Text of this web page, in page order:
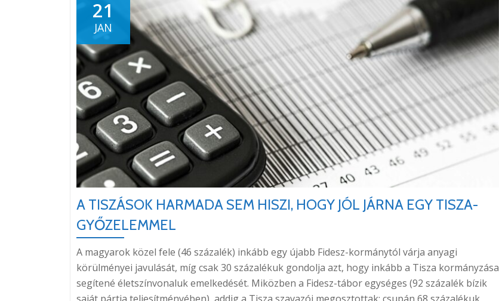
21
JAN
A TISZÁSOK HARMADA SEM HISZI, HOGY JÓL JÁRNA EGY TISZA-
GYŐZELEMMEL
A magyarok közel fele (46 százalék) inkább egy újabb Fidesz-kormánytól várja anyagi
körülményei javulását, míg csak 30 százalékuk gondolja azt, hogy inkább a Tisza kormányzása
segítené életszínvonaluk emelkedését. Miközben a Fidesz-tábor egységes (92 százalék bízik
saját pártja teljesítményében), addig a Tisza szavazói megosztottak: csupán 68 százalékuk